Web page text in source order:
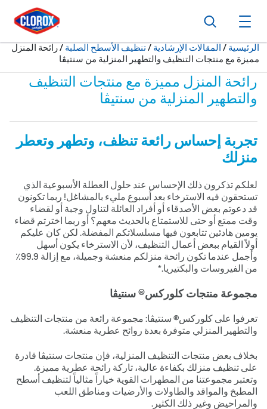
بحث
الرئيسية / المقالات الإرشادية تنظيف الأسطح الصلبة حالياً:
رائحة المنزل
مميزة مع منتجات التنظيف والتطهير المنزلية من سنتيڤا
رائحة المنزل مميزة مع منتجات التنظيف
والتطهير المنزلية من سنتيڤا
تجربة إحساس رائعة تنظف، وتطهر وتعطر
منزلك
لعلكم تذكرون ذلك الإحساس عند حلول العطلة الأسبوعية الذي
تستحقون فيه الاسترخاء بعد أسبوع مليء بالمشاغل! ربما تكونون
قد دعوتم بعض الأصدقاء أو أفراد العائلة لتناول وجبة أو لقضاء
وقت ممتع أو حتى للاستمتاع بالحديث معهم؟ أو ربما اخترتم قضاء
يومين هادئين تتابعون فيها مسلسلاتكم المفضلة. لكن كان عليكم
أولاً القيام ببعض أعمال التنظيف، لأن الاسترخاء يكون أسهل
وأجمل عندما تكون رائحة منزلكم منعشة وجميلة، مع إزالة 9.99٪
من الفيروسات والبكتيريا.*
مجموعة منتجات كلوركس® سنتيڤا
تعرفوا على كلوركس® سنتيڤا: مجموعة رائعة من منتجات التنظيف
والتطهير المنزلي متوفرة بعدة روائح عطرية منعشة.
بخلاف بعض منتجات التنظيف المنزلية، فإن منتجات سنتيڤا قادرة
على تنظيف منزلك بكفاءة عالية، تاركة رائحة عطرية مميزة.
وتعتبر مجموعتنا من المطهرات القوية خياراً مثالياً لتنظيف أسطح
المطبخ والمواقد والطاولات والأرضيات ومناطق اللعب
والمراحيض وغير ذلك الكثير.